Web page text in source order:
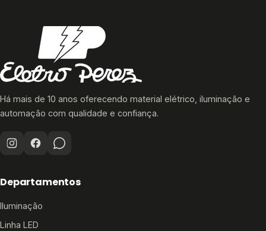
Há mais de 10 anos oferecendo material elétrico, iluminação e
automação com qualidade e confiança.
Departamentos
Iluminação
Linha LED